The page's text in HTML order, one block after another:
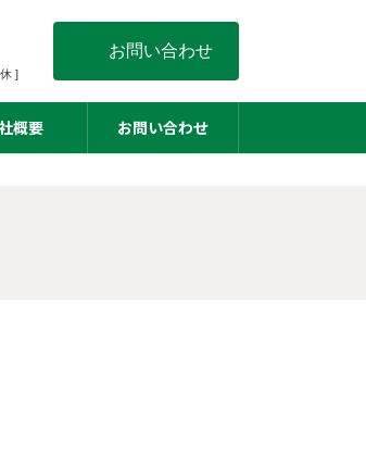
]
お問い合わせ
概要 お問い合わせ